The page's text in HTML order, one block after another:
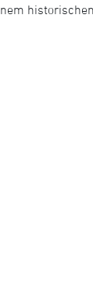
historischen